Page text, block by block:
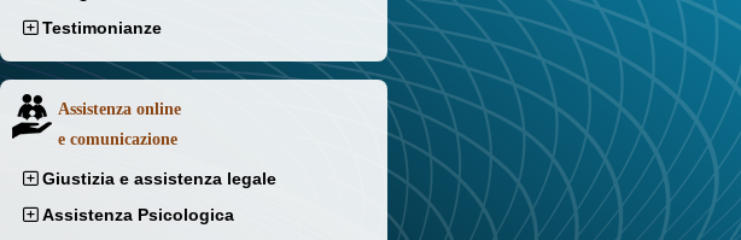
Testimonianze
Assistenza online
e comunicazione
Giustizia e assistenza legale
Assistenza Psicologica